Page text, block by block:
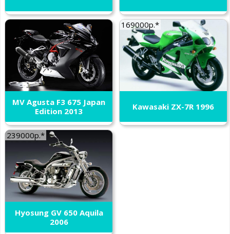
MV Agusta F3 675 Japan
Edition 2013
169000р.*
Kawasaki ZX-7R 1996
239000р.*
Hyosung GV 650 Aquila
2006